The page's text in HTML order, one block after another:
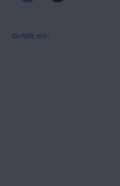
Gefällt mir: